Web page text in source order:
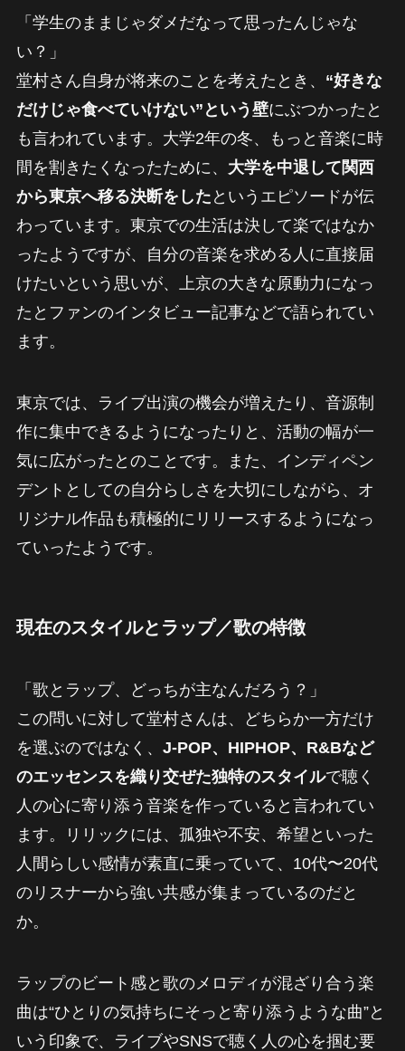
「学生のままじゃダメだなって思ったんじゃな
い？」
堂村さん自身が将来のことを考えたとき、 “好きな
だけじゃ食べていけない”という壁にぶつかったと
も言われています。大学2年の冬、もっと音楽に時
間を割きたくなったために、 大学を中退して関西
から東京へ移る決断をした というエピソードが伝
わっています。東京での生活は決して楽ではなか
ったようですが、自分の音楽を求める人に直接届
けたいという思いが、上京の大きな原動力になっ
たとファンのインタビュー記事などで語られてい
ます。
東京では、ライブ出演の機会が増えたり、音源制
作に集中できるようになったりと、活動の幅が一
気に広がったとのことです。また、インディペン
デントとしての自分らしさを大切にしながら、オ
リジナル作品も積極的にリリースするようになっ
ていったようです。
現在のスタイルとラップ／歌の特徴
「歌とラップ、どっちが主なんだろう？」
この問いに対して堂村さんは、どちらか一方だけ
を選ぶのではなく、 J‑POP、HIPHOP、R&Bなど
のエッセンスを織り交ぜた独特のスタイルで聴く
人の心に寄り添う音楽を作っていると言われてい
ます。リリックには、孤独や不安、希望といった
人間らしい感情が素直に乗っていて、10代〜20代
のリスナーから強い共感が集まっているのだと
か。
ラップのビート感と歌のメロディが混ざり合う楽
曲は“ひとりの気持ちにそっと寄り添うような曲”と
いう印象で、ライブやSNSで聴く人の心を掴む要